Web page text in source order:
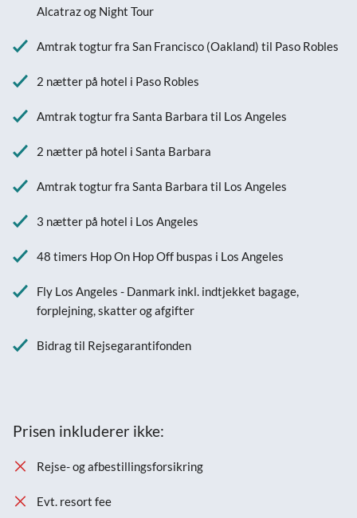
Alcatraz og Night Tour
Amtrak togtur fra San Francisco (Oakland) til Paso Robles
2 nætter på hotel i Paso Robles
Amtrak togtur fra Santa Barbara til Los Angeles
2 nætter på hotel i Santa Barbara
Amtrak togtur fra Santa Barbara til Los Angeles
3 nætter på hotel i Los Angeles
48 timers Hop On Hop Off buspas i Los Angeles
Fly Los Angeles - Danmark inkl. indtjekket bagage,
forplejning, skatter og afgifter
Bidrag til Rejsegarantifonden
Prisen inkluderer ikke:
Rejse- og afbestillingsforsikring
Evt. resort fee